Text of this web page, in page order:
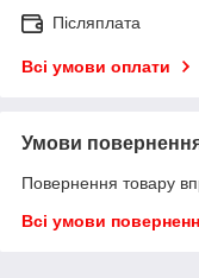
Післяплата
Всі умови оплати
Умови
Повернення товару
Всі умови